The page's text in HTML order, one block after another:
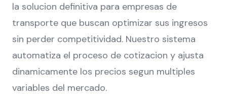
la solucion definitiva para empresas de
transporte que buscan optimizar sus ingresos
sin perder competitividad. Nuestro sistema
automatiza el proceso de cotizacion y ajusta
dinamicamente los precios segun multiples
variables del mercado.